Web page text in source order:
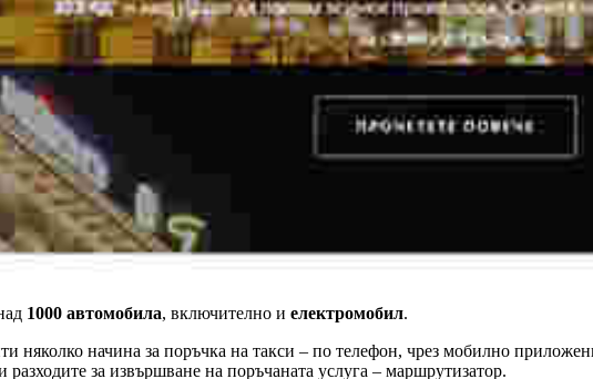
1000 автомобила, включително и електромобил.
няколко начина за поръчка на такси – по телефон, чрез мобилно
за извършване на поръчаната услуга – маршрутизатор.